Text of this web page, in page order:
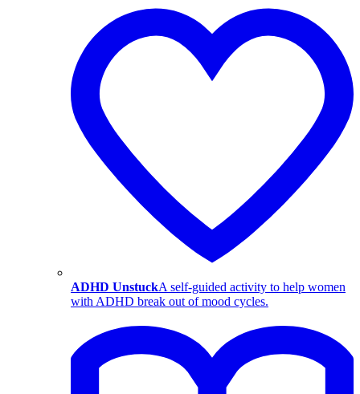
ADHD UnstuckA self-guided activity to help women
with ADHD break out of mood cycles.